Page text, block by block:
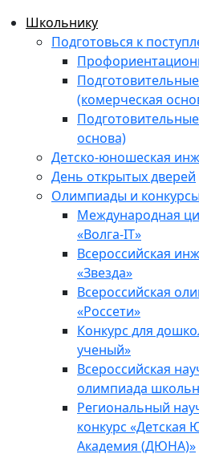
Школьнику
Подготовься к
(комерческая
основа)
Детско-юношеская
День открытых дверей
Олимпиады и
Международная
«Волга-IT»
Всероссийская
«Звезда»
Всероссийская
«Россети»
Конкурс для
ученый»
Всероссийская
олимпиада
Региональный
конкурс
Академия (ДЮНА)»